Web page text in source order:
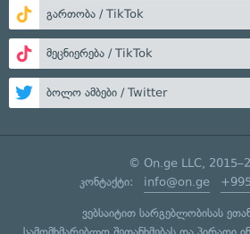
გართობა / TikTok
მეცნიერება / TikTok
ბოლო ამბები / Twitter
© On.ge LLC,
კონტაქტი: info@on.ge
ვებსაიტით სარგებლობისას